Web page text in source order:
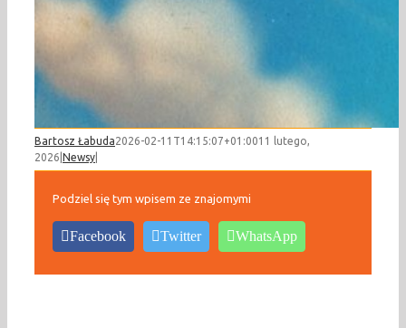
Bartosz Łabuda2026-02-11T14:15:07+01:0011 lutego,
2026 Newsy
Podziel się tym wpisem ze znajomymi
Facebook Twitter WhatsApp